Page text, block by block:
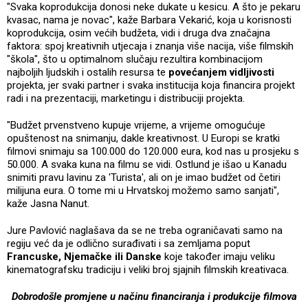
"Svaka koprodukcija donosi neke dukate u kesicu. A što je pekaru
kvasac, nama je novac", kaže Barbara Vekarić, koja u korisnosti
koprodukcija, osim većih budžeta, vidi i druga dva značajna
faktora: spoj kreativnih utjecaja i znanja više nacija, više filmskih
"škola", što u optimalnom slučaju rezultira kombinacijom
najboljih ljudskih i ostalih resursa te povećanjem vidljivosti
projekta, jer svaki partner i svaka institucija koja financira projekt
radi i na prezentaciji, marketingu i distribuciji projekta.
"Budžet prvenstveno kupuje vrijeme, a vrijeme omogućuje
opuštenost na snimanju, dakle kreativnost. U Europi se kratki
filmovi snimaju sa 100.000 do 120.000 eura, kod nas u prosjeku s
50.000. A svaka kuna na filmu se vidi. Ostlund je išao u Kanadu
snimiti pravu lavinu za 'Turista', ali on je imao budžet od četiri
milijuna eura. O tome mi u Hrvatskoj možemo samo sanjati",
kaže Jasna Nanut.
Jure Pavlović naglašava da se ne treba ograničavati samo na
regiju već da je odlično surađivati i sa zemljama poput
Francuske, Njemačke ili Danske koje također imaju veliku
kinematografsku tradiciju i veliki broj sjajnih filmskih kreativaca.
Dobrodošle promjene u načinu financiranja i produkcije filmova